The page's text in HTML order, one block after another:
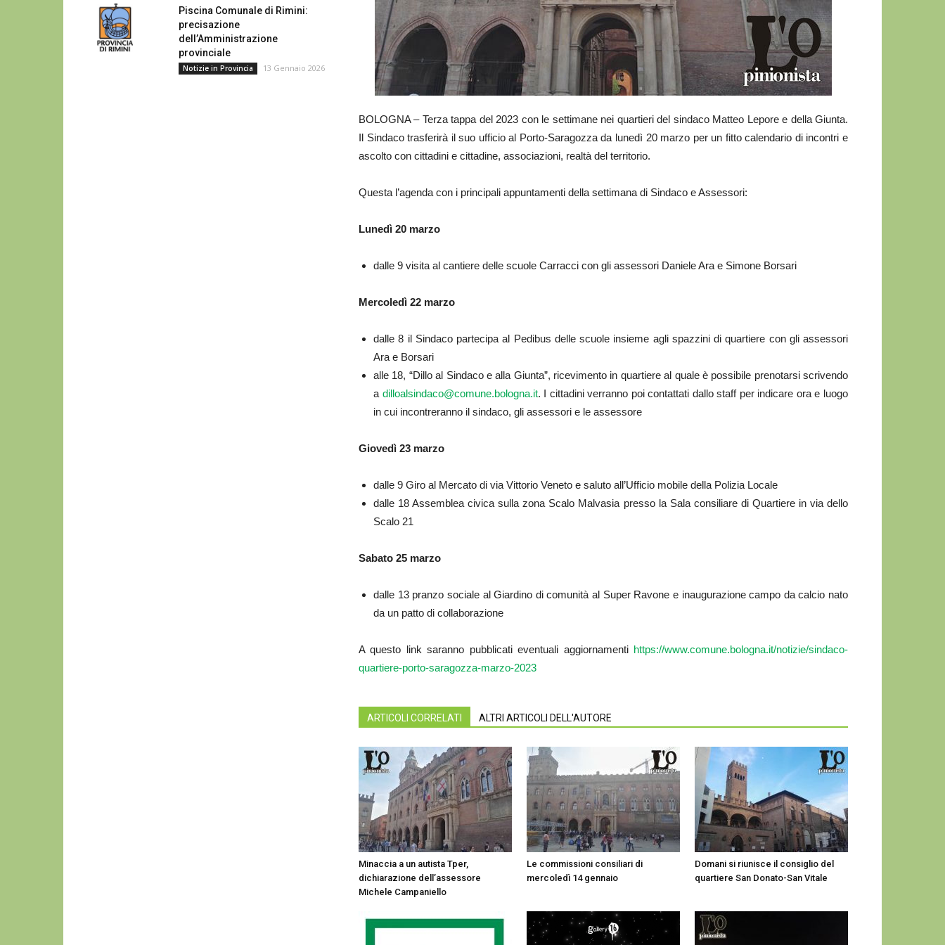
BOLOGNA – Terza tappa del 2023 con le settimane nei quartieri del sindaco Matteo Lepore e della Giunta.
Il Sindaco trasferirà il suo ufficio al Porto-Saragozza da lunedì 20 marzo per un fitto calendario di incontri e
ascolto con cittadini e cittadine, associazioni, realtà del territorio.
Questa l’agenda con i principali appuntamenti della settimana di Sindaco e Assessori:
Lunedì 20 marzo
dalle 9 visita al cantiere delle scuole Carracci con gli assessori Daniele Ara e Simone Borsari
Mercoledì 22 marzo
dalle 8 il Sindaco partecipa al Pedibus delle scuole insieme agli spazzini di quartiere con gli assessori
Ara e Borsari
alle 18, “Dillo al Sindaco e alla Giunta”, ricevimento in quartiere al quale è possibile prenotarsi scrivendo
a dilloalsindaco@comune.bologna.it. I cittadini verranno poi contattati dallo staff per indicare ora e luogo
in cui incontreranno il sindaco, gli assessori e le assessore
Giovedì 23 marzo
dalle 9 Giro al Mercato di via Vittorio Veneto e saluto all’Ufficio mobile della Polizia Locale
dalle 18 Assemblea civica sulla zona Scalo Malvasia presso la Sala consiliare di Quartiere in via dello
Scalo 21
Sabato 25 marzo
dalle 13 pranzo sociale al Giardino di comunità al Super Ravone e inaugurazione campo da calcio nato
da un patto di collaborazione
A questo link saranno pubblicati eventuali aggiornamenti https://www.comune.bologna.it/notizie/sindaco-
quartiere-porto-saragozza-marzo-2023
ARTICOLI CORRELATI ALTRI ARTICOLI DELL'AUTORE
Minaccia a un autista Tper,
dichiarazione dell’assessore
Michele Campaniello
Le commissioni consiliari di
mercoledì 14 gennaio
Domani si riunisce il consiglio del
quartiere San Donato-San Vitale
Piscina Comunale di Rimini:
precisazione
dell’Amministrazione
provinciale
Notizie in Provincia 13 Gennaio 2026